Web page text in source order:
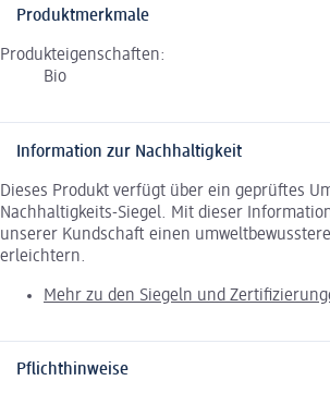
Produktmerkmale
Produkteigenschaften:
Bio
Information zur Nachhaltigkeit
Dieses Produkt verfügt über ein geprüftes
Nachhaltigkeits-Siegel. Mit dieser
unserer Kundschaft einen
erleichtern.
Mehr zu den Siegeln und
Pflichthinweise